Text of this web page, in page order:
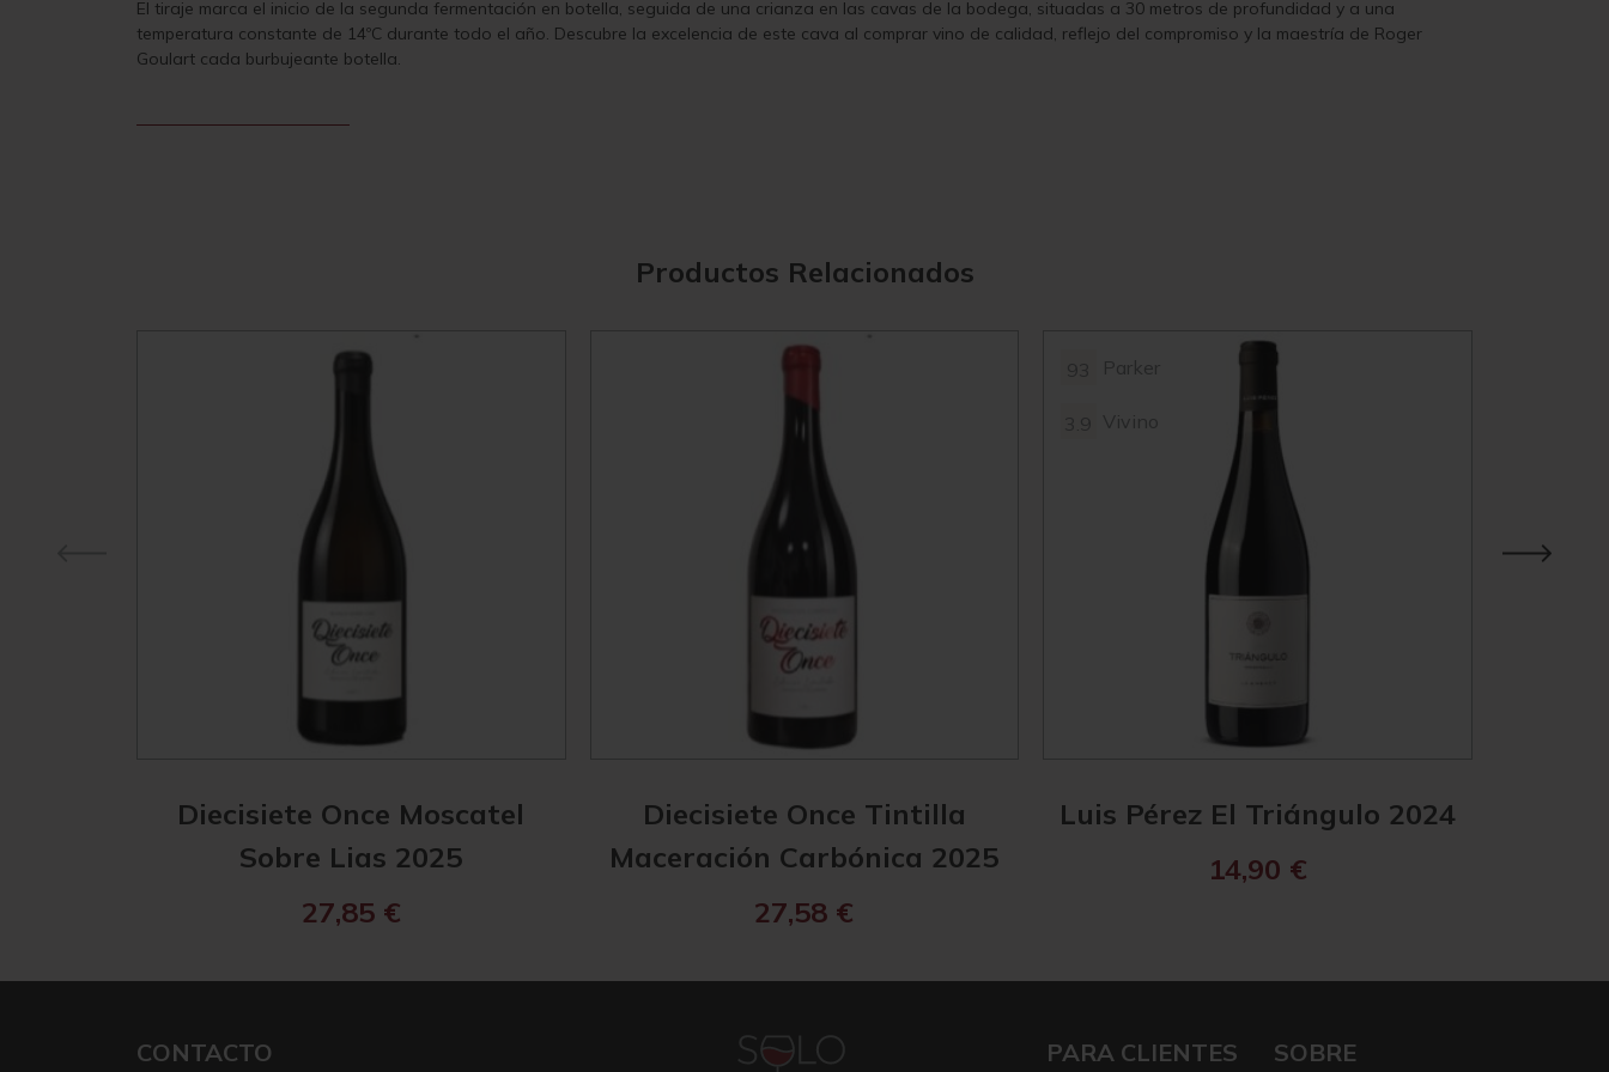
El tiraje marca el inicio de la segunda fermentación en botella, seguida de una crianza en las cavas de la bodega, situadas a 30 metros de profundidad y a una
temperatura constante de 14ºC durante todo el año. Descubre la excelencia de este cava al comprar vino de calidad, reflejo del compromiso y la maestría de Roger
Goulart cada burbujeante botella.
Productos Relacionados
Diecisiete Once Moscatel
Sobre Lias 2025
27,85 €
Diecisiete Once Tintilla
Maceración Carbónica 2025
27,58 €
Parker
Vivino
Luis Pérez El Triángulo 2024
14,90 €
CONTACTO PARA CLIENTES SOBRE